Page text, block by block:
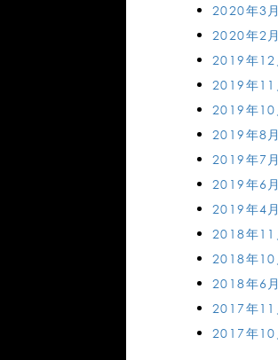
2020年3月
2020年2月
2019年12
2019年11
2019年10
2019年8月
2019年7月
2019年6月
2019年4月
2018年11
2018年10
2018年6月
2017年11
2017年10